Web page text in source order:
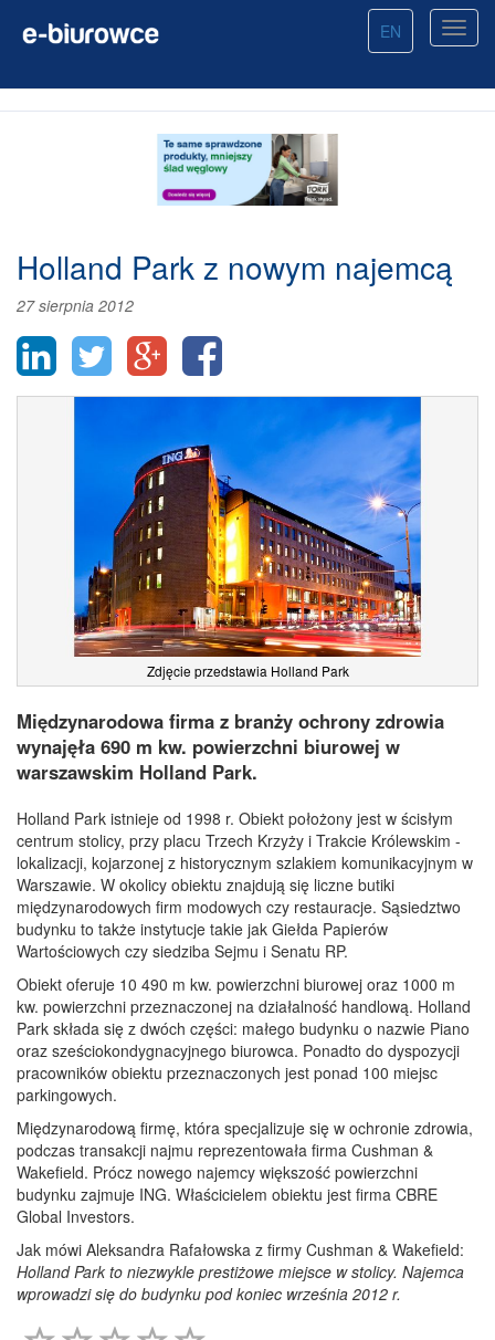
EN
Holland Park z nowym najemcą
27 sierpnia 2012
Zdjęcie przedstawia Holland Park
Międzynarodowa firma z branży ochrony zdrowia
wynajęła 690 m kw. powierzchni biurowej w
warszawskim Holland Park.
Holland Park istnieje od 1998 r. Obiekt położony jest w ścisłym
centrum stolicy, przy placu Trzech Krzyży i Trakcie Królewskim -
lokalizacji, kojarzonej z historycznym szlakiem komunikacyjnym w
Warszawie. W okolicy obiektu znajdują się liczne butiki
międzynarodowych firm modowych czy restauracje. Sąsiedztwo
budynku to także instytucje takie jak Giełda Papierów
Wartościowych czy siedziba Sejmu i Senatu RP.
Obiekt oferuje 10 490 m kw. powierzchni biurowej oraz 1000 m
kw. powierzchni przeznaczonej na działalność handlową. Holland
Park składa się z dwóch części: małego budynku o nazwie Piano
oraz sześciokondygnacyjnego biurowca. Ponadto do dyspozycji
pracowników obiektu przeznaczonych jest ponad 100 miejsc
parkingowych.
Międzynarodową firmę, która specjalizuje się w ochronie zdrowia,
podczas transakcji najmu reprezentowała firma Cushman &
Wakefield. Prócz nowego najemcy większość powierzchni
budynku zajmuje ING. Właścicielem obiektu jest firma CBRE
Global Investors.
Jak mówi Aleksandra Rafałowska z firmy Cushman & Wakefield:
Holland Park to niezwykle prestiżowe miejsce w stolicy. Najemca
wprowadzi się do budynku pod koniec września 2012 r.